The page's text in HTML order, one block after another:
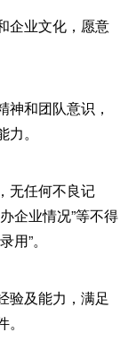
企业文化，愿意
神和团队意识，
。
无任何不良记
企业情况”等不得
”。
验及能力，满足